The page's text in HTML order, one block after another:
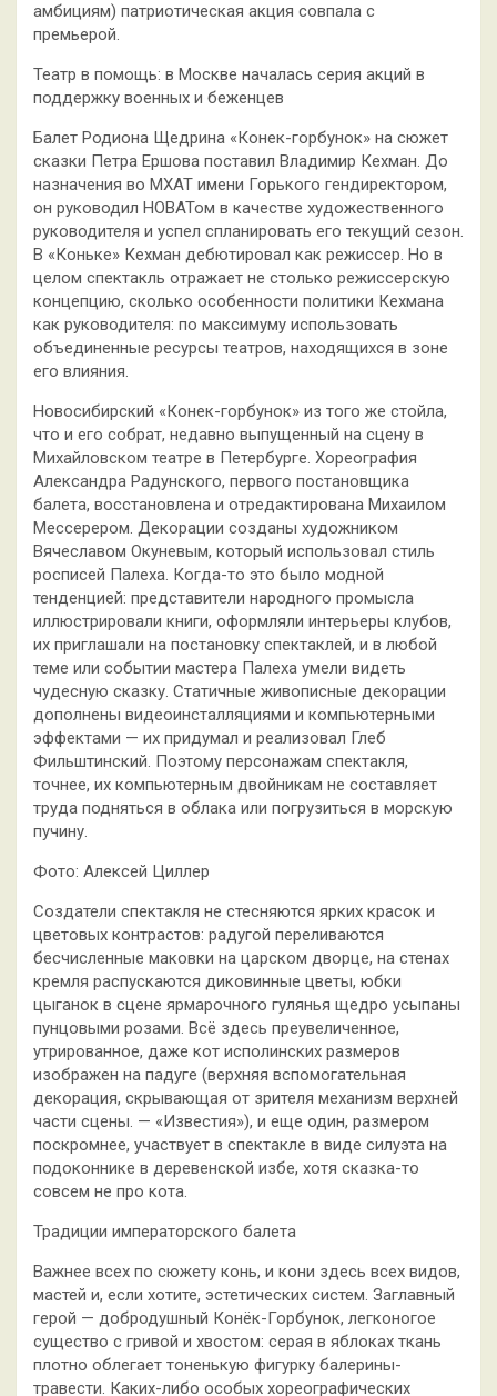
амбициям) патриотическая акция совпала с
премьерой.
Театр в помощь: в Москве началась серия акций в
поддержку военных и беженцев
Балет Родиона Щедрина «Конек-горбунок» на сюжет
сказки Петра Ершова поставил Владимир Кехман. До
назначения во МХАТ имени Горького гендиректором,
он руководил НОВАТом в качестве художественного
руководителя и успел спланировать его текущий сезон.
В «Коньке» Кехман дебютировал как режиссер. Но в
целом спектакль отражает не столько режиссерскую
концепцию, сколько особенности политики Кехмана
как руководителя: по максимуму использовать
объединенные ресурсы театров, находящихся в зоне
его влияния.
Новосибирский «Конек-горбунок» из того же стойла,
что и его собрат, недавно выпущенный на сцену в
Михайловском театре в Петербурге. Хореография
Александра Радунского, первого постановщика
балета, восстановлена и отредактирована Михаилом
Мессерером. Декорации созданы художником
Вячеславом Окуневым, который использовал стиль
росписей Палеха. Когда-то это было модной
тенденцией: представители народного промысла
иллюстрировали книги, оформляли интерьеры клубов,
их приглашали на постановку спектаклей, и в любой
теме или событии мастера Палеха умели видеть
чудесную сказку. Статичные живописные декорации
дополнены видеоинсталляциями и компьютерными
эффектами — их придумал и реализовал Глеб
Фильштинский. Поэтому персонажам спектакля,
точнее, их компьютерным двойникам не составляет
труда подняться в облака или погрузиться в морскую
пучину.
Фото: Алексей Циллер
Создатели спектакля не стесняются ярких красок и
цветовых контрастов: радугой переливаются
бесчисленные маковки на царском дворце, на стенах
кремля распускаются диковинные цветы, юбки
цыганок в сцене ярмарочного гулянья щедро усыпаны
пунцовыми розами. Всё здесь преувеличенное,
утрированное, даже кот исполинских размеров
изображен на падуге (верхняя вспомогательная
декорация, скрывающая от зрителя механизм верхней
части сцены. — «Известия»), и еще один, размером
поскромнее, участвует в спектакле в виде силуэта на
подоконнике в деревенской избе, хотя сказка-то
совсем не про кота.
Традиции императорского балета
Важнее всех по сюжету конь, и кони здесь всех видов,
мастей и, если хотите, эстетических систем. Заглавный
герой — добродушный Конёк-Горбунок, легконогое
существо с гривой и хвостом: серая в яблоках ткань
плотно облегает тоненькую фигурку балерины-
травести. Каких-либо особых хореографических